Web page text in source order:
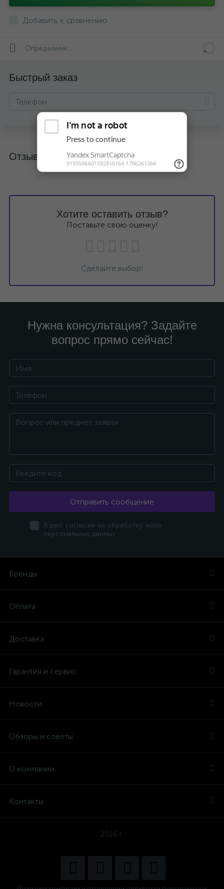
Добавить к сравнению
Определяем...
Быстрый заказ
Отзывы
Хотите оставить отзыв?
Поставьте свою оценку!
Сделайте выбор!
Нужна консультация? Задайте
вопрос прямо сейчас!
Отправить сообщение
Я даю согласие на обработку моих
персональных данных
Бренды
Оплата
Доставка
Гарантия и сервис
Новости
Обзоры и советы
О компании
Контакты
2026 г.